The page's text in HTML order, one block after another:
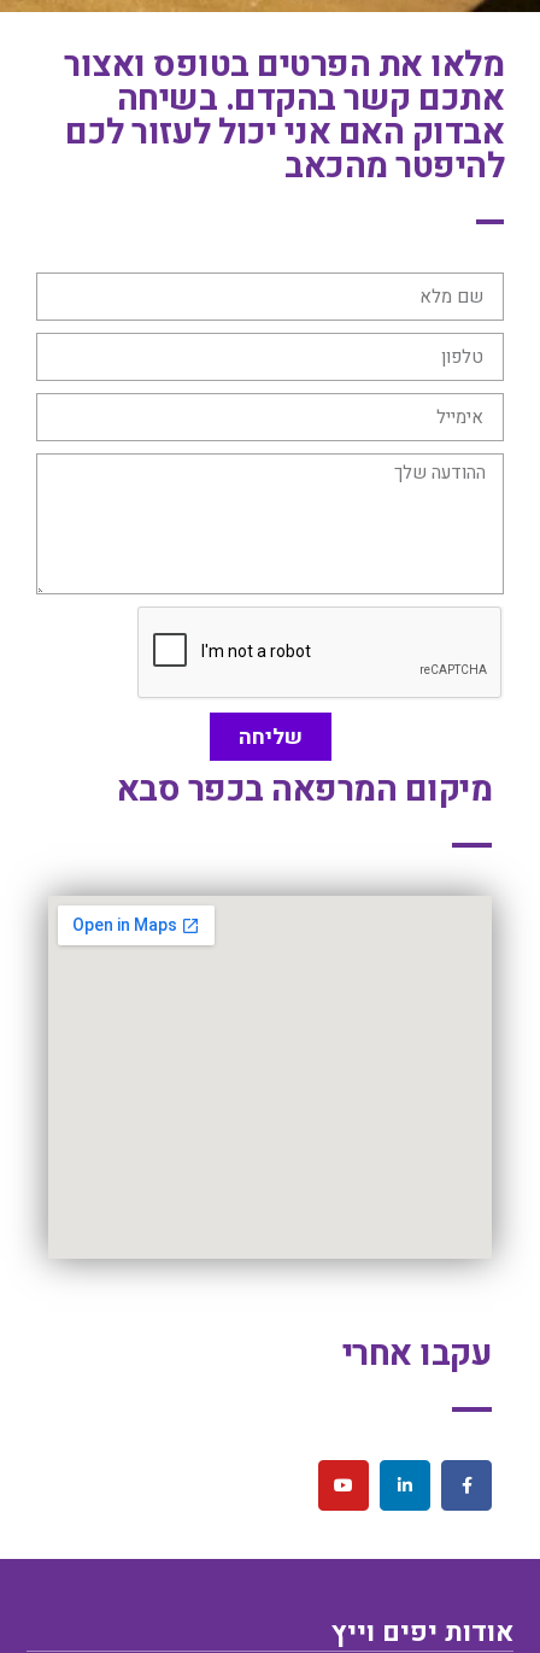
מלאו את הפרטים בטופס ואצור
אתכם קשר בהקדם. בשיחה
אבדוק האם אני יכול לעזור לכם
להיפטר מהכאב
שליחה
מיקום המרפאה בכפר סבא
עקבו אחרי
אודות יפים וייץ